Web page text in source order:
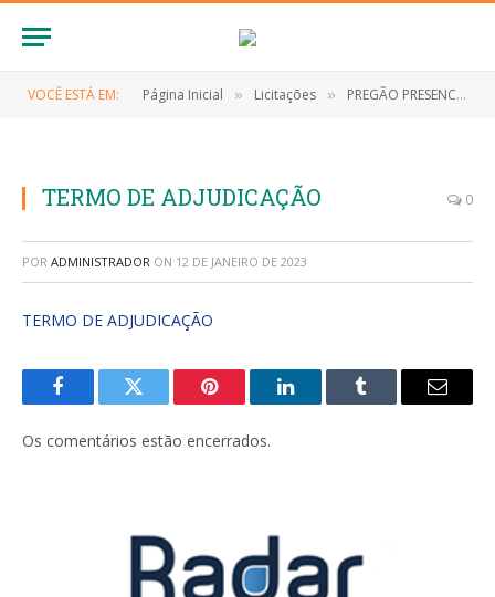
VOCÊ ESTÁ EM: Página Inicial » Licitações » PREGÃO PRESENCIAL Nº 001/2021 (EVENTUAL CONTRATAÇÃO DE EMPRESA ESPECIALIZADA NOS SERVIÇOS DE ASSESSORIA DE NATUREZA JURÍDICA)
TERMO DE ADJUDICAÇÃO 0
POR ADMINISTRADOR ON 12 DE JANEIRO DE 2023
TERMO DE ADJUDICAÇÃO
FacebookTwitter Pinterest LinkedInTumblr
E-
Os comentários estão encerrados.